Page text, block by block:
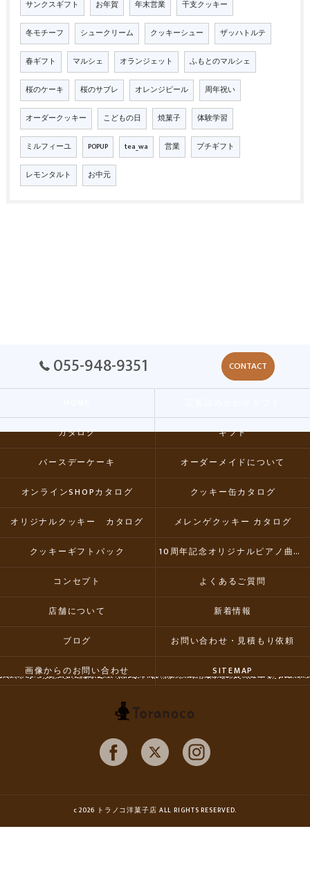
サンクスギフト お年賀 年末営業 干支クッキー
冬モチーフ シュークリーム クッキーシュー ザッハトルテ
春ギフト マルシェ オランジェット ふもとのマルシェ
桜のケーキ 桜のサブレ オレンジピール 周年祝い
オーダークッキー こどもの日 焼菓子 体験学習
ミルフィーユ POPUP tea_wa 営業 プチギフト
レモンタルト お中元
055-948-9351 CONTACT
カタログ ギフト
バースデーケーキ オーダーメイドについて
オンラインSHOPカタログ クッキー缶カタログ
オリジナルクッキー カタログ メレンゲクッキー カタログ
クッキーギフトパック 10周年記念オリジナルピアノ曲集CD
コンセプト よくあるご質問
店舗について 新着情報
ブログ お問い合わせ・見積もり依頼
画像からのお問い合わせ SITEMAP
c 2026 トラノコ洋菓子店 ALL RIGHTS RESERVED.